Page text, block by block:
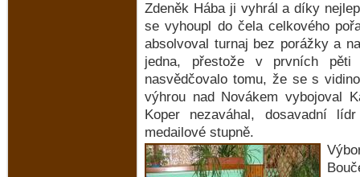
Zdeněk Hába ji vyhrál a díky
se vyhoupl do čela celkového
absolvoval turnaj bez porážky a
jedna, přestože v prvních
nasvědčovalo tomu, že se s
výhrou nad Novákem vybojoval
Koper nezaváhal, dosavadní
medailové stupně.